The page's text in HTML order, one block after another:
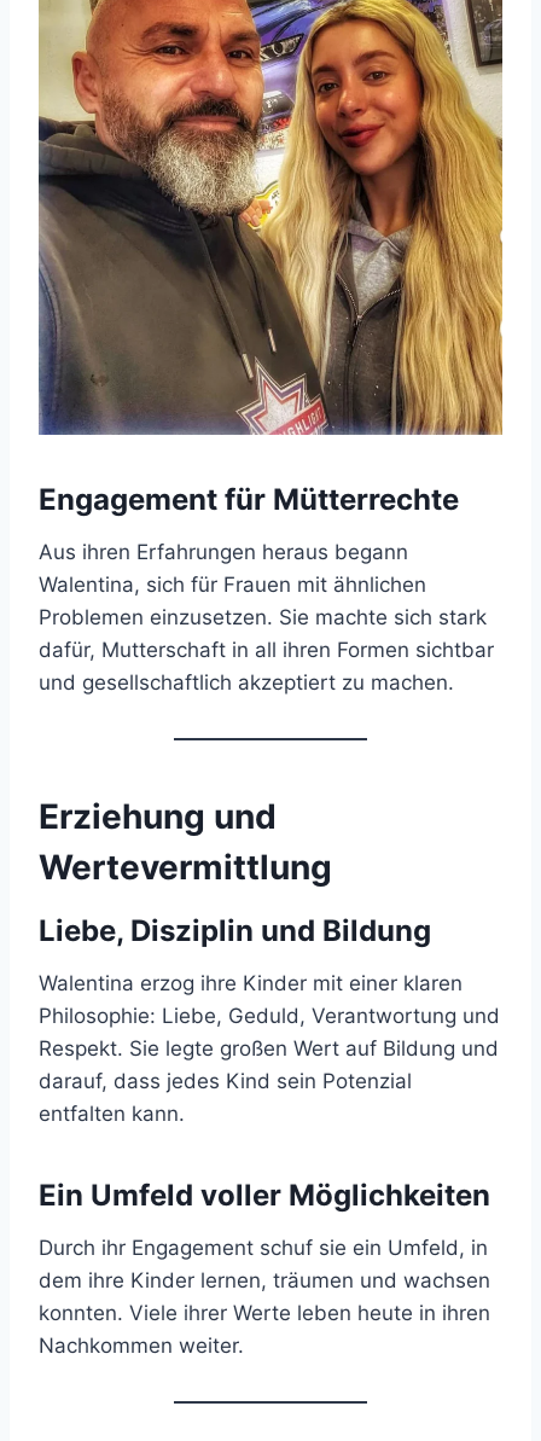
Engagement für Mütterrechte
Aus ihren Erfahrungen heraus begann
Walentina, sich für Frauen mit ähnlichen
Problemen einzusetzen. Sie machte sich stark
dafür, Mutterschaft in all ihren Formen sichtbar
und gesellschaftlich akzeptiert zu machen.
Erziehung und
Wertevermittlung
Liebe, Disziplin und Bildung
Walentina erzog ihre Kinder mit einer klaren
Philosophie: Liebe, Geduld, Verantwortung und
Respekt. Sie legte großen Wert auf Bildung und
darauf, dass jedes Kind sein Potenzial
entfalten kann.
Ein Umfeld voller Möglichkeiten
Durch ihr Engagement schuf sie ein Umfeld, in
dem ihre Kinder lernen, träumen und wachsen
konnten. Viele ihrer Werte leben heute in ihren
Nachkommen weiter.